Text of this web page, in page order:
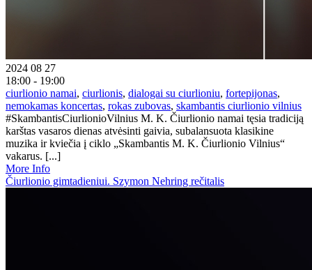
2024 08 27
18:00 - 19:00
ciurlionio namai, ciurlionis, dialogai su ciurlioniu, fortepijonas,
nemokamas koncertas, rokas zubovas, skambantis ciurlionio vilnius
#SkambantisCiurlionioVilnius M. K. Čiurlionio namai tęsia tradiciją
karštas vasaros dienas atvėsinti gaivia, subalansuota klasikine
muzika ir kviečia į ciklo „Skambantis M. K. Čiurlionio Vilnius“
vakarus. [...]
More Info
Čiurlionio gimtadieniui. Szymon Nehring rečitalis